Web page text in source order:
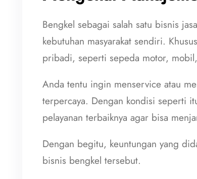
Bengkel sebagai salah satu bisnis
kebutuhan masyarakat sendiri.
pribadi, seperti sepeda motor,
Anda tentu ingin menservice atau
terpercaya. Dengan kondisi seperti
pelayanan terbaiknya agar bisa
Dengan begitu, keuntungan yang
bisnis bengkel tersebut.